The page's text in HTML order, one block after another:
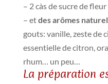
– 2 càs de sucre de
– etdes arômes
gouts: vanille, zeste de
essentielle de citron,
rhum… un peu…
La préparation